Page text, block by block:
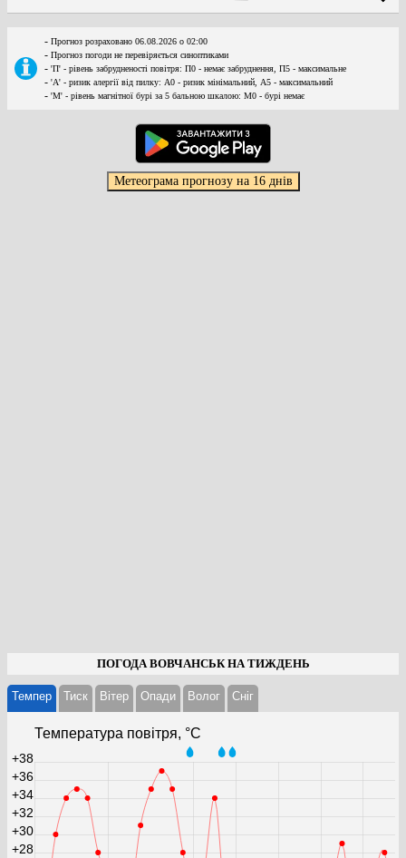
- Прогноз розраховано 06.08.2026 о 02:00
- Прогноз погоди не перевіряється синоптиками
- 'П' - рівень забрудненості повітря: П0 - немає забруднення, П5 - максимальне
- 'А' - ризик алергії від пилку: А0 - ризик мінімальний, А5 - максимальний
- 'М' - рівень магнітної бурі за 5 бальною шкалою: M0 - бурі немає
ПОГОДА ВОВЧАНСЬК НА ТИЖДЕНЬ
Темпер Тиск Вітер Опади Волог Cніг
Температура повітря, °С
+28
+30
+32
+34
+36
+38